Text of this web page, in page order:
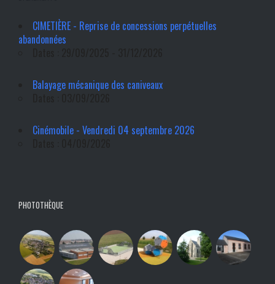
CIMETIÈRE - Reprise de concessions perpétuelles
abandonnées
Balayage mécanique des caniveaux
Cinémobile - Vendredi 04 septembre 2026
PHOTOTHÈQUE